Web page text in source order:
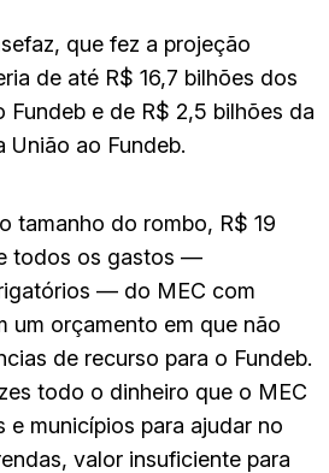
que fez a projeção
de até R$ 16,7 bilhões dos
e de R$ 2,5 bilhões da
União ao Fundeb.
tamanho do rombo, R$ 19
todos os gastos —
— do MEC com
um orçamento em que não
de recurso para o Fundeb.
todo o dinheiro que o MEC
e municípios para ajudar no
valor insuficiente para